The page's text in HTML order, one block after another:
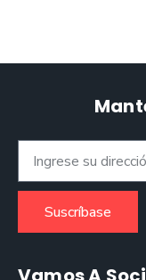
Suscríbase